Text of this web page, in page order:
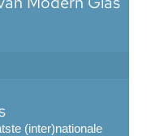
(inter)nationale